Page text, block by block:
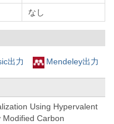
なし
出力 Mendeley出力
Using Hypervalent
Modified Carbon